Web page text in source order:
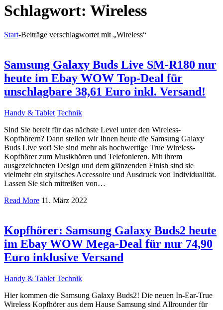
Schlagwort: Wireless
Start-Beiträge verschlagwortet mit „Wireless“
Samsung Galaxy Buds Live SM-R180 nur
heute im Ebay WOW Top-Deal für
unschlagbare 38,61 Euro inkl. Versand!
Handy & Tablet Technik
Sind Sie bereit für das nächste Level unter den Wireless-
Kopfhörern? Dann stellen wir Ihnen heute die Samsung Galaxy
Buds Live vor! Sie sind mehr als hochwertige True Wireless-
Kopfhörer zum Musikhören und Telefonieren. Mit ihrem
ausgezeichneten Design und dem glänzenden Finish sind sie
vielmehr ein stylisches Accessoire und Ausdruck von Individualität.
Lassen Sie sich mitreißen von…
Read More 11. März 2022
Kopfhörer: Samsung Galaxy Buds2 heute
im Ebay WOW Mega-Deal für nur 74,90
Euro inklusive Versand
Handy & Tablet Technik
Hier kommen die Samsung Galaxy Buds2! Die neuen In-Ear-True
Wireless Kopfhörer aus dem Hause Samsung sind Allrounder für